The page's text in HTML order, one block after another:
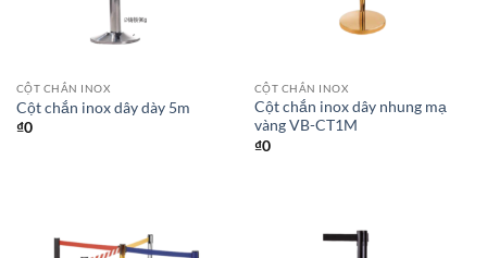
CỘT CHẮN INOX
Cột chắn inox dây dày 5m
₫0
CỘT CHẮN INOX
Cột chắn inox dây nhung mạ
vàng VB-CT1M
₫0